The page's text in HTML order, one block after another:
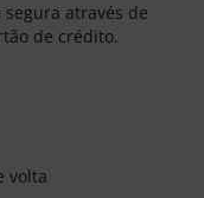
através de
de crédito.
volta